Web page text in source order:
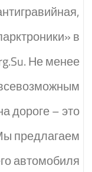
в
Не менее
дороге – это
предлагаем
автомобиля